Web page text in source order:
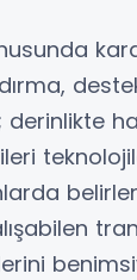
derinlikte